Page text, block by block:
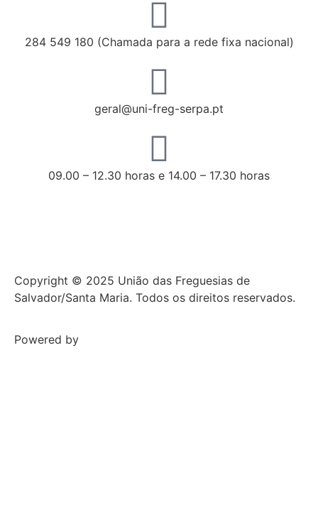
284 549 180 (Chamada para a rede fixa nacional)
geral@uni-freg-serpa.pt
09.00 – 12.30 horas e 14.00 – 17.30 horas
Copyright © 2025 União das Freguesias de
Salvador/Santa Maria. Todos os direitos reservados.
Powered by